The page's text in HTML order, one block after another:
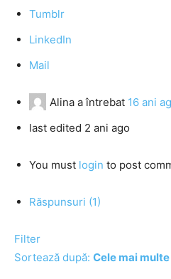
Tumblr
LinkedIn
Mail
Alina a întrebat 16 ani
last edited 2 ani ago
You must login to post
Răspunsuri (1)
Filter
Sortează după: Cele mai